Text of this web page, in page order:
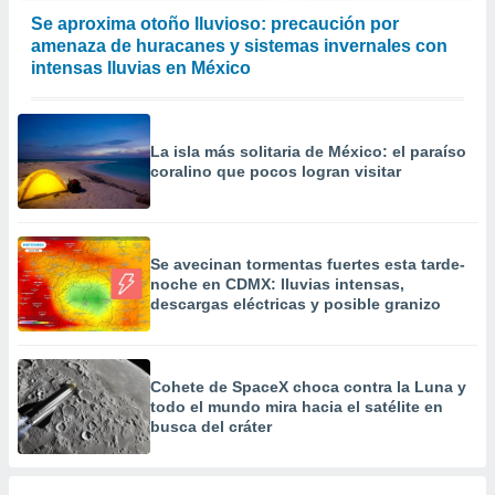
crear un
uso de
contenido
medir el
de la
del
de
o a través
de
de
uso de
con el
Se aproxima otoño lluvioso: precaución por
amenaza de huracanes y sistemas invernales con
intensas lluvias en México
La isla más solitaria de México: el paraíso
coralino que pocos logran visitar
Se avecinan tormentas fuertes esta tarde-
noche en CDMX: lluvias intensas,
descargas eléctricas y posible granizo
Cohete de SpaceX choca contra la Luna y
todo el mundo mira hacia el satélite en
busca del cráter